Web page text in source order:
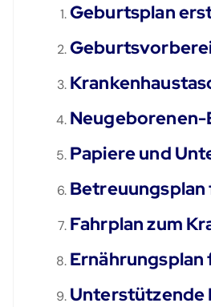
Geburtsplan
Papiere und
Betreuungsplan
Fahrplan zum
Unterstützende